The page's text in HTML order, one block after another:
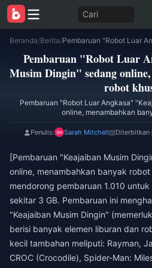
Cari
Beranda/Berita/
Pembaruan "Robot Luar
Musim Dingin" sedang
robot
Pembaruan "Robot Luar Angkasa"
online, menambahkan
Penulis: Sarah Mitchell Diterbitkan
[Pembaruan "Keajaiban Musim
online, menambahkan banyak
mendorong pembaruan 1.010
sekitar 3 GB. Pembaruan ini
"Keajaiban Musim Dingin"
berisi banyak elemen liburan dan
kecil tambahan meliputi: Rayman,
CROC (Crocodile), Spider-Man: